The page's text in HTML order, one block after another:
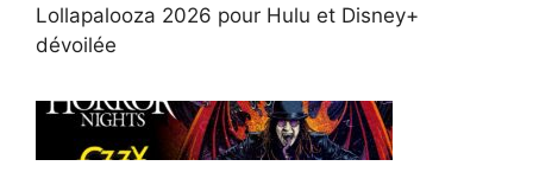
Lollapalooza 2026 pour Hulu et Disney+
dévoilée